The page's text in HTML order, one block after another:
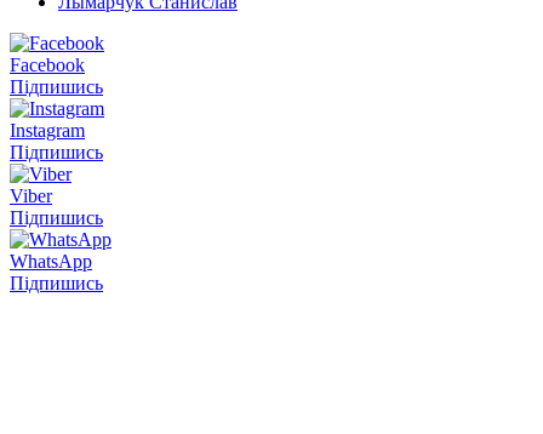
Facebook
Підпишись
Instagram
Підпишись
Viber
Підпишись
WhatsApp
Підпишись